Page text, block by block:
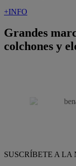
+INFO
Grandes
colchones y
SUSCRÍBETE A LA